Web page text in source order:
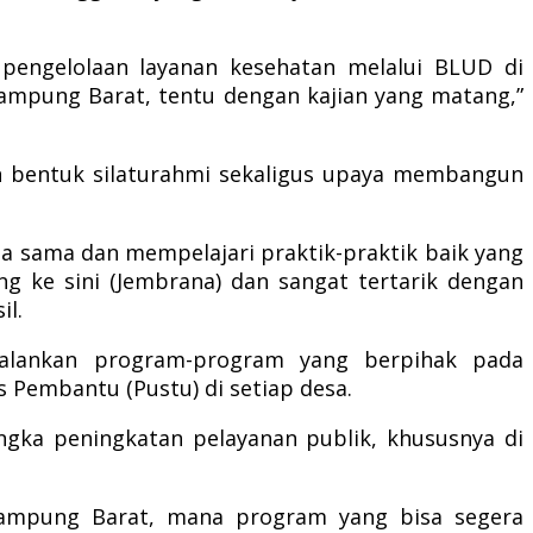
layanan kesehatan melalui BLUD di
Barat, tentu dengan kajian yang matang,”
silaturahmi sekaligus upaya membangun
sama dan mempelajari praktik-praktik baik yang
ke sini (Jembrana) dan sangat tertarik dengan
program-program yang berpihak pada
(Pustu) di setiap desa.
peningkatan pelayanan publik, khususnya di
Barat, mana program yang bisa segera